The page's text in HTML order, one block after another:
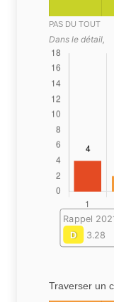
PAS DU TOUT
Dans le détail,
Rappel
D
3.28
Traverser un